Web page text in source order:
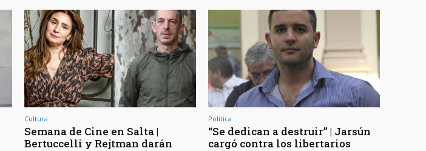
Cultura
Semana de Cine en Salta |
Bertuccelli y Rejtman darán
Política
“Se dedican a destruir” | Jarsún
cargó contra los libertarios